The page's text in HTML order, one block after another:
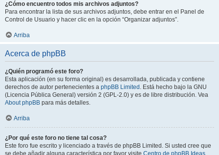
¿Cómo encuentro todos mis archivos adjuntos?
Para encontrar la lista de sus archivos adjuntos, debe entrar en el Panel de
Control de Usuario y hacer clic en la opción “Organizar adjuntos”.
Arriba
Acerca de phpBB
¿Quién programó este foro?
Esta aplicación (en su forma original) es desarrollada, publicada y contiene
derechos de autor pertenecientes a phpBB Limited . Está hecho bajo la GNU
(Licencia Pública General) versión 2 (GPL-2.0) y es de libre distribución. Vea
About phpBB para más detalles.
Arriba
¿Por qué este foro no tiene tal cosa?
Este foro fue escrito y licenciado a través de phpBB Limited. Si usted cree que
se debe añadir alguna característica por favor visite Centro de phpBB Ideas